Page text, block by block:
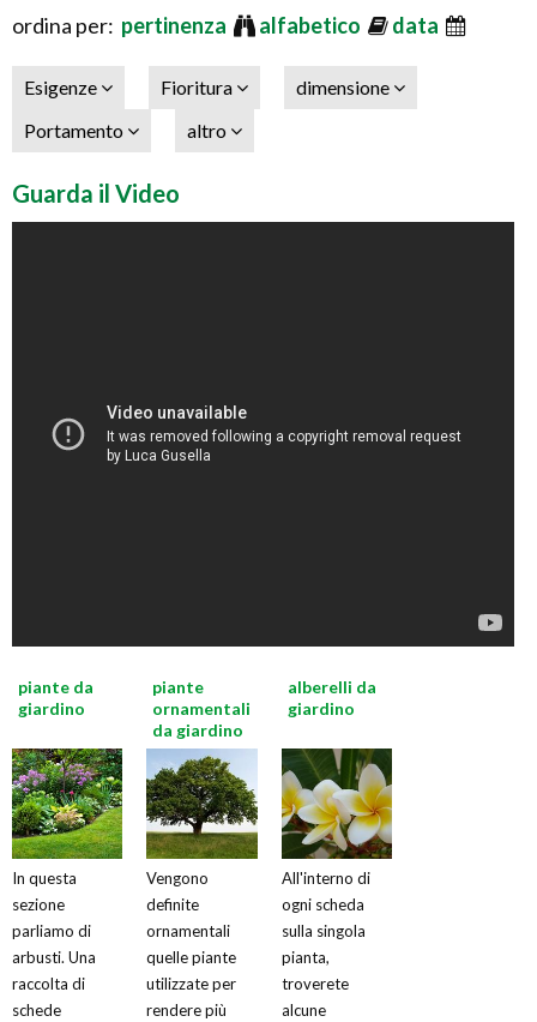
ordina per: pertinenza alfabetico data
Esigenze Fioritura
dimensione
Portamento
altro
Guarda il Video
piante da
giardino
In questa
sezione
parliamo di
arbusti. Una
raccolta di
schede
piante
ornamentali
da giardino
Vengono
definite
ornamentali
quelle piante
utilizzate per
rendere più
alberelli da
giardino
All'interno di
ogni scheda
sulla singola
pianta,
troverete
alcune